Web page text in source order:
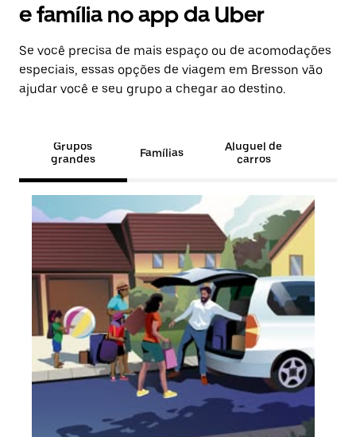
e família no app da Uber
Se você precisa de mais espaço ou de acomodações
especiais, essas opções de viagem em Bresson vão
ajudar você e seu grupo a chegar ao destino.
Grupos
grandes
Famílias
Aluguel de
carros